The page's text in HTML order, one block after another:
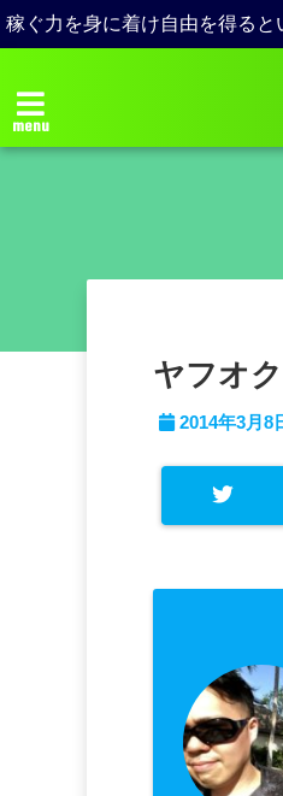
稼ぐ力を身に着け自由を得ると
menu
ヤフオ
2014年3月8